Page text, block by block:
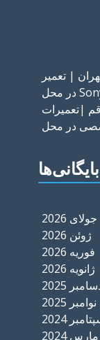
| تعمیر
قم |تعمیرات
در محل
بایگانی‌ها
جولای 2026
ژوئن 2026
فوریه 2026
ژانویه 2026
2025
نوامبر 2025
2024
مارس 2024